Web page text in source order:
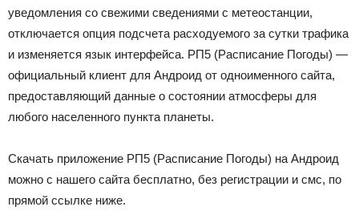
уведомления со свежими сведениями с метеостанции,
отключается опция подсчета расходуемого за сутки трафика
и изменяется язык интерфейса. РП5 (Расписание Погоды) —
официальный клиент для Андроид от одноименного сайта,
предоставляющий данные о состоянии атмосферы для
любого населенного пункта планеты.
Скачать приложение РП5 (Расписание Погоды) на Андроид
можно с нашего сайта бесплатно, без регистрации и смс, по
прямой ссылке ниже.